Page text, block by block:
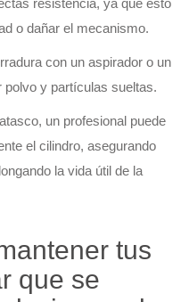
resistencia, ya que esto
o dañar el mecanismo.
con un aspirador o un
polvo y partículas sueltas.
un profesional puede
el cilindro, asegurando
la vida útil de la
tus
que se